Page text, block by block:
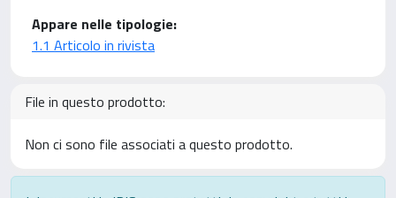
Appare nelle tipologie:
1.1 Articolo in rivista
File in questo prodotto:
Non ci sono file associati a questo prodotto.